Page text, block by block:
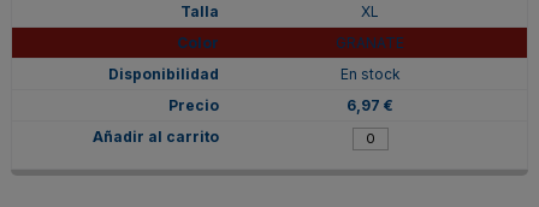
XL
GRANATE
En stock
6,97 €